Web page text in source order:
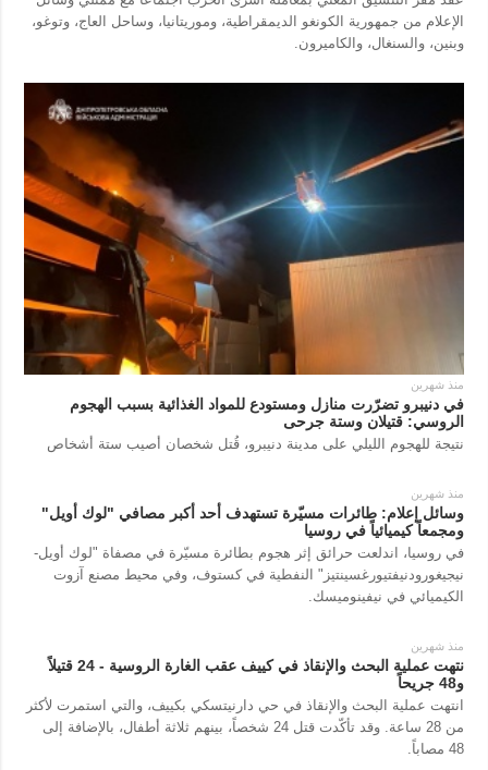
الإعلام من جمهورية الكونغو الديمقراطية، وموريتانيا، وساحل العاج، وتوغو،
وبنين، والسنغال، والكاميرون.
منذ شهرين
في دنيبرو تضرّرت منازل ومستودع للمواد الغذائية بسبب الهجوم
الروسي: قتيلان وستة جرحى
نتيجة للهجوم الليلي على مدينة دنيبرو، قُتل شخصان أصيب ستة أشخاص
منذ شهرين
وسائل إعلام: طائرات مسيّرة تستهدف أحد أكبر مصافي "لوك أويل"
ومجمعاً كيميائياً في روسيا
في روسيا، اندلعت حرائق إثر هجوم بطائرة مسيّرة في مصفاة "لوك أويل-
نيجيغورودنيفتيورغسينتيز" النفطية في كستوف، وفي محيط مصنع آزوت
الكيميائي في نيفينوميسك.
منذ شهرين
نتهت عملية البحث والإنقاذ في كييف عقب الغارة الروسية - 24 قتيلاً
و48 جريحاً
انتهت عملية البحث والإنقاذ في حي دارنيتسكي بكييف، والتي استمرت لأكثر
من 28 ساعة. وقد تأكّدت قتل 24 شخصاً، بينهم ثلاثة أطفال، بالإضافة إلى
48 مصاباً.